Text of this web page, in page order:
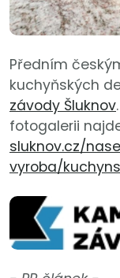
Předním
kuchyňských
závody Šluknov
fotogalerii
sluknov.cz/
vyroba/